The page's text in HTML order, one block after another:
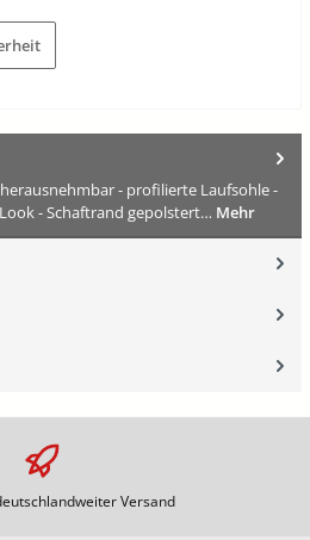
- profilierte Laufsohle -
- Schaftrand gepolstert… Mehr
Versand